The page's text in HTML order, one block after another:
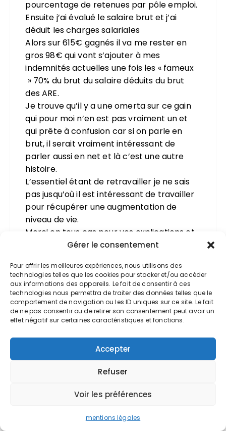
Gérer le consentement
Pour offrir les meilleures expériences, nous utilisons des
technologies telles que les cookies pour stocker et/ou accéder
aux informations des appareils. Le fait de consentir à ces
technologies nous permettra de traiter des données telles que le
comportement de navigation ou les ID uniques sur ce site. Le fait
de ne pas consentir ou de retirer son consentement peut avoir un
effet négatif sur certaines caractéristiques et fonctions.
Accepter
Refuser
Voir les préférences
mentions légales
pourcentage de retenues par pôle emploi.
Ensuite j’ai évalué le salaire brut et j’ai
déduit les charges salariales
Alors sur 615€ gagnés il va me rester en
gros 98€ qui vont s’ajouter à mes
indemnités actuelles une fois les « fameux
» 70% du brut du salaire déduits du brut
des ARE.
Je trouve qu’il y a une omerta sur ce gain
qui pour moi n’en est pas vraiment un et
qui prête à confusion car si on parle en
brut, il serait vraiment intéressant de
parler aussi en net et là c’est une autre
histoire.
L’essentiel étant de retravailler je ne sais
pas jusqu’où il est intéressant de travailler
pour récupérer une augmentation de
niveau de vie.
Merci en tous cas pour vos explications et
le temps que vous avez pris pour me
soutenue. 🙂
Bonne continuation à vous
Répondre